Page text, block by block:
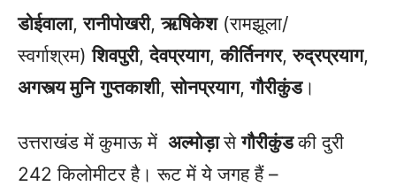
डोईवाला,रानीपोखरी,ऋषिकेश(रामझूला/
स्वर्गाश्रम)शिवपुरी,देवप्रयाग,कीर्तिनगर,रुद्रप्रयाग,
अगस्त्य मुनि गुप्तकाशी,सोनप्रयाग,गौरीकुंड।
उत्तराखंड में कुमाऊ में अल्मोड़ासेगौरीकुंडकी दुरी
242 किलोमीटर है। रूट में ये जगह हैं –